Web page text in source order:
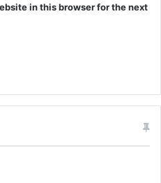
in this browser for the next